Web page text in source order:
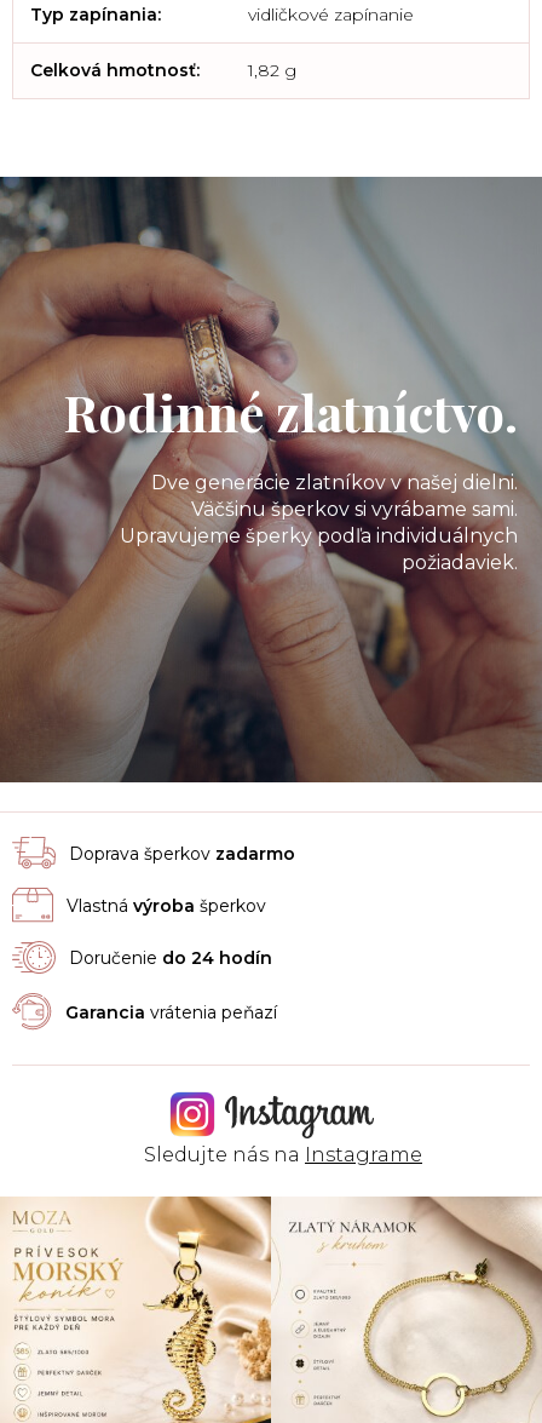
Typ zapínania: vidličkové zapínanie
Celková hmotnosť: 1,82 g
Rodinné zlatníctvo.
Dve generácie zlatníkov v našej dielni.
Väčšinu šperkov si vyrábame sami.
Upravujeme šperky podľa individuálnych
požiadaviek.
Doprava šperkov zadarmo
Vlastná výroba šperkov
Doručenie do 24 hodín
Garancia vrátenia peňazí
Sledujte nás na Instagrame